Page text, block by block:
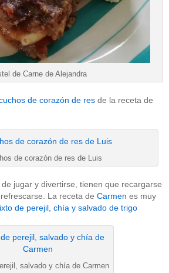
de Carne de Alejandra
de corazón de res de la receta de
de corazón de res de Luis
de jugar y divertirse, tienen que recargarse
La receta de Carmen es muy
de perejil, chía y salvado de trigo
salvado y chía de Carmen